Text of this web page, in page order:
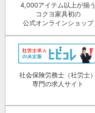
4,000アイテム以上が揃う
コクヨ家具初の
公式オンラインショップ
社会保険労務士（社労士）
専門の求人サイト